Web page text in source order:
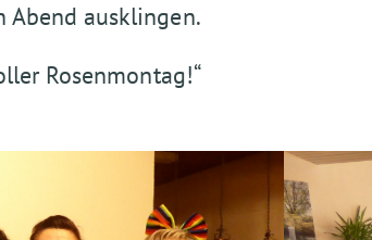
ausklingen.
Rosenmontag!“